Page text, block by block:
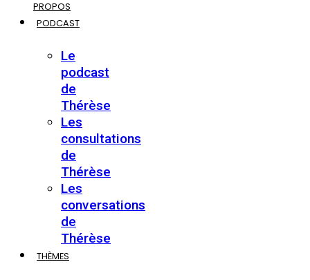
PROPOS
PODCAST
Le
podcast
de
Thérèse
Les
consultations
de
Thérèse
Les
conversations
de
Thérèse
THÈMES